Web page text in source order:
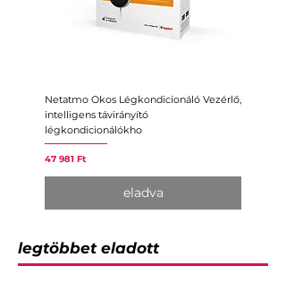
Netatmo Okos Légkondicionáló Vezérlő,
intelligens távirányító
légkondicionálókho
Ár
47 981 Ft
eladva
legtöbbet eladott